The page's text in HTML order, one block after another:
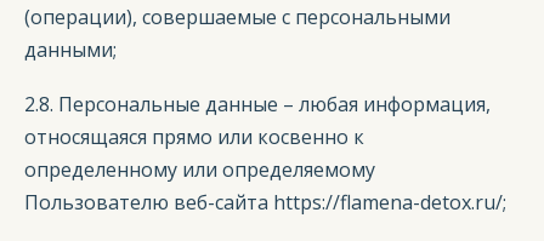
(операции), совершаемые с персональными
данными;
2.8. Персональные данные – любая информация,
относящаяся прямо или косвенно к
определенному или определяемому
Пользователю веб-сайта https://flamena-detox.ru/;